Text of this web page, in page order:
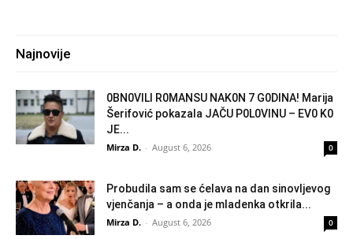
Najnovije
0BN0VlLl R0MANSU NAK0N 7 G0DlNA! Marija
Šerifović pokazala JAČU P0L0VINU – EV0 K0
JE...
Mirza D. - August 6, 2026 0
Probudila sam se ćelava na dan sinovljevog
vjenčanja – a onda je mladenka otkrila...
Mirza D. - August 6, 2026 0